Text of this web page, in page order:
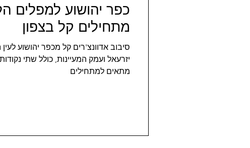
כפר יהושוע למפלים
מתחילים קל בצפון
סיבוב אדוונצ'רים קל מכפר יהושוע
יזרעאל ועמק המעיינות, כולל שתי
מתאים למתחילים